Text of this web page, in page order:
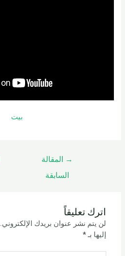
بيت
→
المقالة
السابقة
اترك تعليقاً
لن يتم نشر عنوان بريدك الإلكتروني.
إليها بـ*